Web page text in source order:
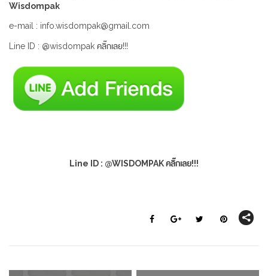
Wisdompak
e-mail : info.wisdompak@gmail.com
Line ID : @wisdompak คลิ๊กเลย!!!
Line ID : @WISDOMPAK คลิ๊กเลย!!!